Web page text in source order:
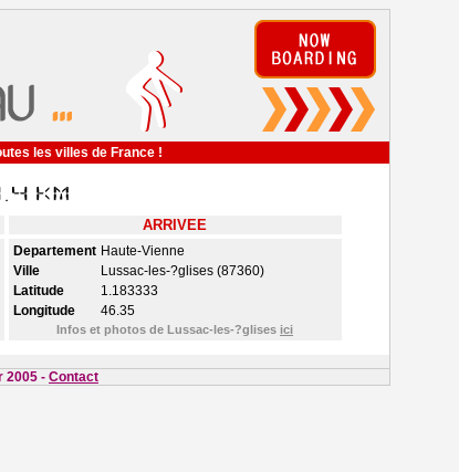
les villes de France !
ARRIVEE
Departement Haute-Vienne
Ville
Lussac-les-?glises (87360)
Latitude
1.183333
Longitude
46.35
Infos et photos de Lussac-les-?glises ici
2005 - Contact